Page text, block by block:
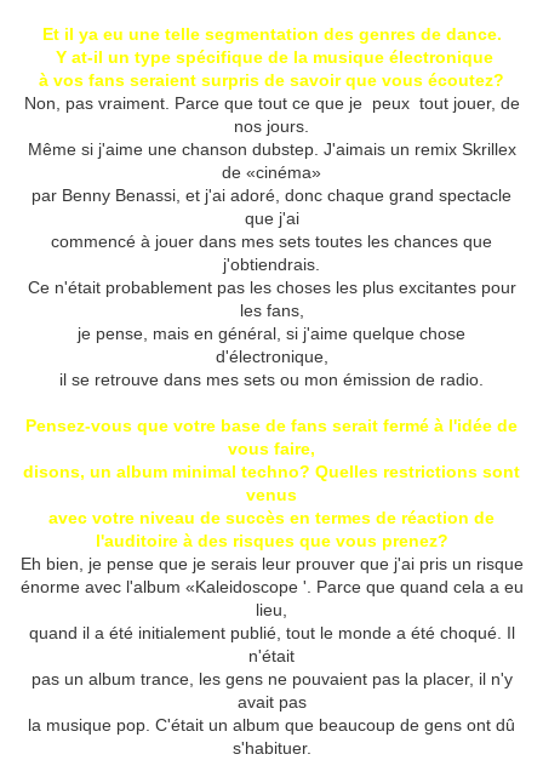
Et il ya eu une telle segmentation des genres de dance.
Y at-il un type spécifique de la musique électronique
à vos fans seraient surpris de savoir que vous écoutez?
Non, pas vraiment. Parce que tout ce que je peux tout jouer, de
nos jours.
Même si j'aime une chanson dubstep. J'aimais un remix Skrillex
de «cinéma»
par Benny Benassi, et j'ai adoré, donc chaque grand spectacle
que j'ai
commencé à jouer dans mes sets toutes les chances que
j'obtiendrais.
Ce n'était probablement pas les choses les plus excitantes pour
les fans,
je pense, mais en général, si j'aime quelque chose
d'électronique,
il se retrouve dans mes sets ou mon émission de radio.
Pensez-vous que votre base de fans serait fermé à l'idée de
vous faire,
disons, un album minimal techno? Quelles restrictions sont
venus
avec votre niveau de succès en termes de réaction de
l'auditoire à des risques que vous prenez?
Eh bien, je pense que je serais leur prouver que j'ai pris un risque
énorme avec l'album «Kaleidoscope '.
Parce que quand cela a eu
lieu,
quand il a été initialement publié, tout le monde a été choqué. Il
n'était
pas un album trance, les gens ne pouvaient pas la placer, il n'y
avait pas
la musique pop. C'était un album que beaucoup de gens ont dû
s'habituer.